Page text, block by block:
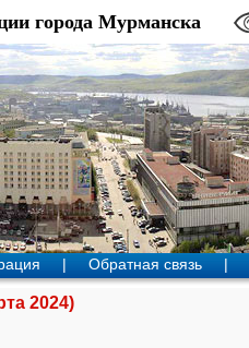
города Мурманска
| Обратная связь |
2024)